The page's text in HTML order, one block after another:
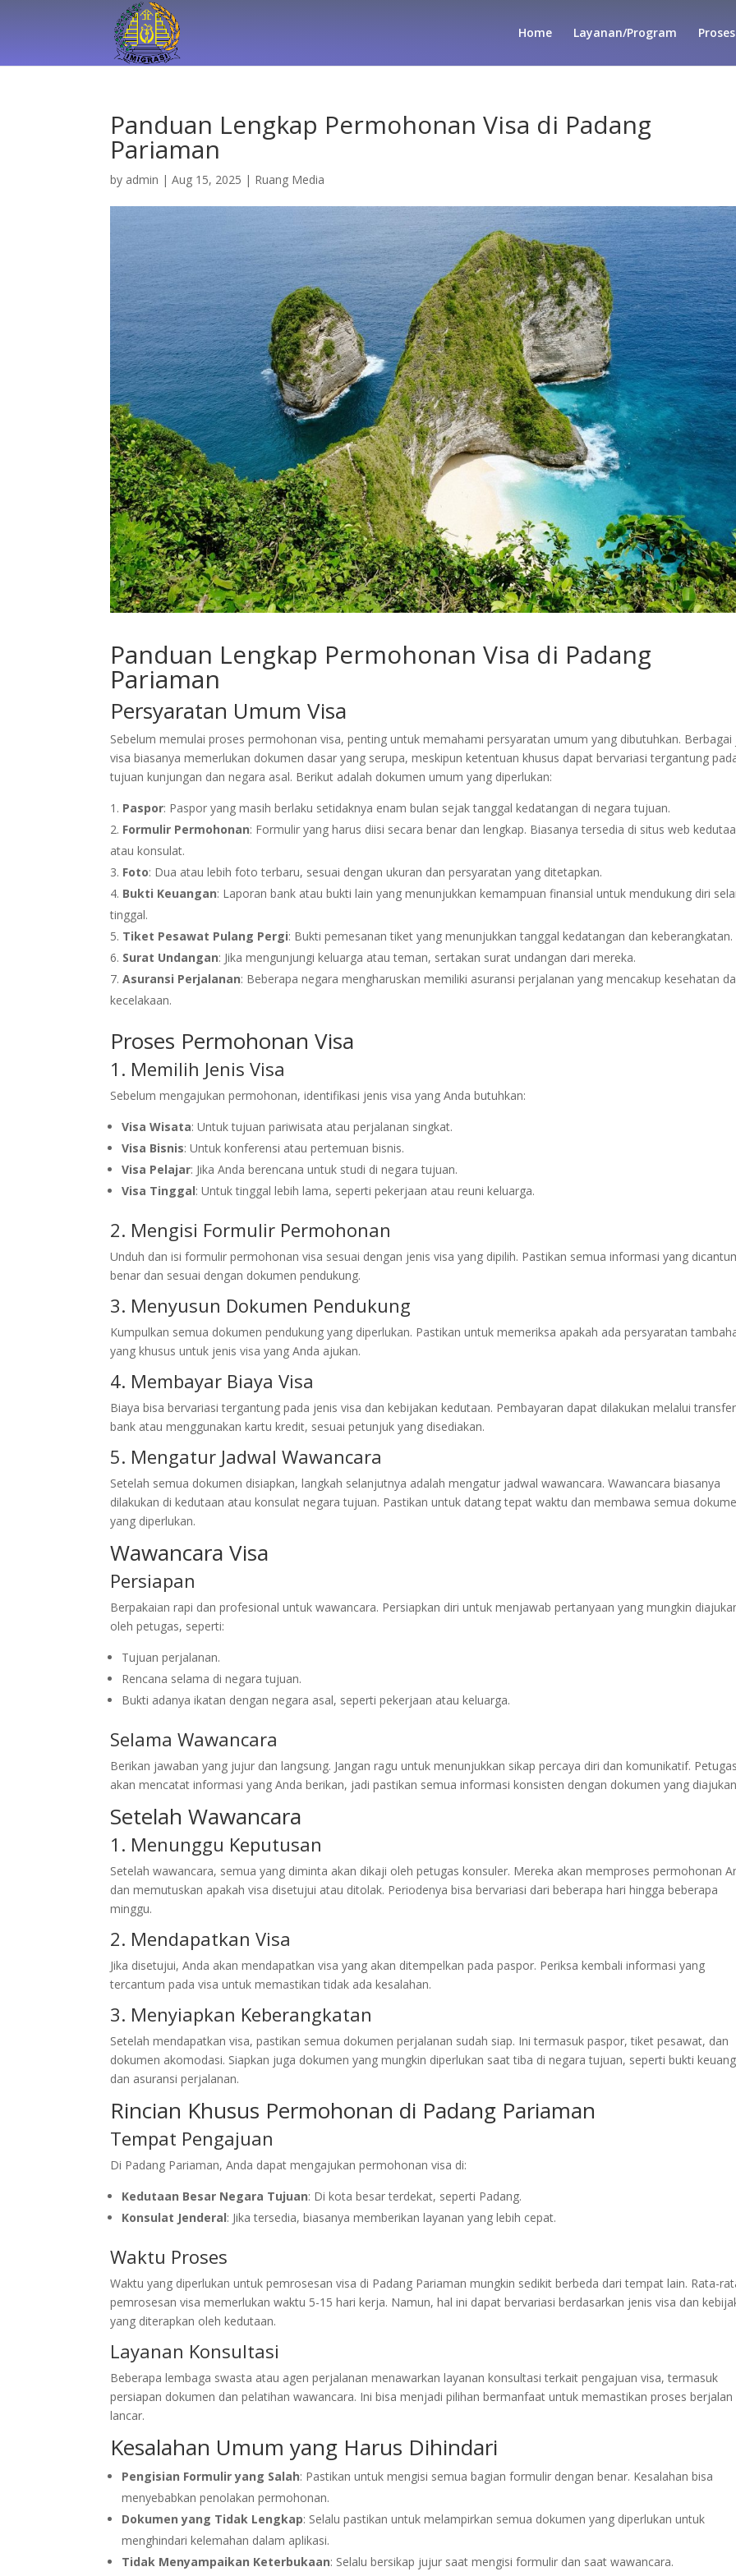
Home Layanan/Program
Panduan Lengkap Permohonan Visa di Padang
Pariaman
by admin |Aug 15, 2025 | Ruang Media
Panduan Lengkap Permohonan Visa di Padang
Pariaman
Persyaratan Umum Visa
Sebelum memulai proses permohonan visa, penting untuk memahami persyaratan umum yang dibutuhkan. Berbagai
visa biasanya memerlukan dokumen dasar yang serupa, meskipun ketentuan khusus dapat bervariasi tergantung
tujuan kunjungan dan negara asal. Berikut adalah dokumen umum yang diperlukan:
Paspor: Paspor yang masih berlaku setidaknya enam bulan sejak tanggal kedatangan di negara tujuan.
Formulir Permohonan: Formulir yang harus diisi secara benar dan lengkap. Biasanya tersedia di situs web
atau konsulat.
Foto: Dua atau lebih foto terbaru, sesuai dengan ukuran dan persyaratan yang ditetapkan.
Bukti Keuangan: Laporan bank atau bukti lain yang menunjukkan kemampuan finansial untuk mendukung diri
tinggal.
Tiket Pesawat Pulang Pergi: Bukti pemesanan tiket yang menunjukkan tanggal kedatangan dan keberangkatan.
Surat Undangan: Jika mengunjungi keluarga atau teman, sertakan surat undangan dari mereka.
Asuransi Perjalanan: Beberapa negara mengharuskan memiliki asuransi perjalanan yang mencakup kesehatan
kecelakaan.
Proses Permohonan Visa
1. Memilih Jenis Visa
Sebelum mengajukan permohonan, identifikasi jenis visa yang Anda butuhkan:
Visa Wisata: Untuk tujuan pariwisata atau perjalanan singkat.
Visa Bisnis: Untuk konferensi atau pertemuan bisnis.
Visa Pelajar: Jika Anda berencana untuk studi di negara tujuan.
Visa Tinggal: Untuk tinggal lebih lama, seperti pekerjaan atau reuni keluarga.
2. Mengisi Formulir Permohonan
Unduh dan isi formulir permohonan visa sesuai dengan jenis visa yang dipilih. Pastikan semua informasi yang
benar dan sesuai dengan dokumen pendukung.
3. Menyusun Dokumen Pendukung
Kumpulkan semua dokumen pendukung yang diperlukan. Pastikan untuk memeriksa apakah ada persyaratan
yang khusus untuk jenis visa yang Anda ajukan.
4. Membayar Biaya Visa
Biaya bisa bervariasi tergantung pada jenis visa dan kebijakan kedutaan. Pembayaran dapat dilakukan melalui transfer
bank atau menggunakan kartu kredit, sesuai petunjuk yang disediakan.
5. Mengatur Jadwal Wawancara
Setelah semua dokumen disiapkan, langkah selanjutnya adalah mengatur jadwal wawancara. Wawancara biasanya
dilakukan di kedutaan atau konsulat negara tujuan. Pastikan untuk datang tepat waktu dan membawa semua
yang diperlukan.
Wawancara Visa
Persiapan
Berpakaian rapi dan profesional untuk wawancara. Persiapkan diri untuk menjawab pertanyaan yang mungkin
oleh petugas, seperti:
Tujuan perjalanan.
Rencana selama di negara tujuan.
Bukti adanya ikatan dengan negara asal, seperti pekerjaan atau keluarga.
Selama Wawancara
Berikan jawaban yang jujur dan langsung. Jangan ragu untuk menunjukkan sikap percaya diri dan komunikatif. Petugas
akan mencatat informasi yang Anda berikan, jadi pastikan semua informasi konsisten dengan dokumen yang
Setelah Wawancara
1. Menunggu Keputusan
Setelah wawancara, semua yang diminta akan dikaji oleh petugas konsuler. Mereka akan memproses permohonan
dan memutuskan apakah visa disetujui atau ditolak. Periodenya bisa bervariasi dari beberapa hari hingga beberapa
minggu.
2. Mendapatkan Visa
Jika disetujui, Anda akan mendapatkan visa yang akan ditempelkan pada paspor. Periksa kembali informasi yang
tercantum pada visa untuk memastikan tidak ada kesalahan.
3. Menyiapkan Keberangkatan
Setelah mendapatkan visa, pastikan semua dokumen perjalanan sudah siap. Ini termasuk paspor, tiket pesawat, dan
dokumen akomodasi. Siapkan juga dokumen yang mungkin diperlukan saat tiba di negara tujuan, seperti bukti
dan asuransi perjalanan.
Rincian Khusus Permohonan di Padang Pariaman
Tempat Pengajuan
Di Padang Pariaman, Anda dapat mengajukan permohonan visa di:
Kedutaan Besar Negara Tujuan: Di kota besar terdekat, seperti Padang.
Konsulat Jenderal: Jika tersedia, biasanya memberikan layanan yang lebih cepat.
Waktu Proses
Waktu yang diperlukan untuk pemrosesan visa di Padang Pariaman mungkin sedikit berbeda dari tempat lain. Rata-
pemrosesan visa memerlukan waktu 5-15 hari kerja. Namun, hal ini dapat bervariasi berdasarkan jenis visa dan
yang diterapkan oleh kedutaan.
Layanan Konsultasi
Beberapa lembaga swasta atau agen perjalanan menawarkan layanan konsultasi terkait pengajuan visa, termasuk
persiapan dokumen dan pelatihan wawancara. Ini bisa menjadi pilihan bermanfaat untuk memastikan proses berjalan
lancar.
Kesalahan Umum yang Harus Dihindari
Pengisian Formulir yang Salah: Pastikan untuk mengisi semua bagian formulir dengan benar. Kesalahan bisa
menyebabkan penolakan permohonan.
Dokumen yang Tidak Lengkap: Selalu pastikan untuk melampirkan semua dokumen yang diperlukan untuk
menghindari kelemahan dalam aplikasi.
Tidak Menyampaikan Keterbukaan: Selalu bersikap jujur saat mengisi formulir dan saat wawancara.